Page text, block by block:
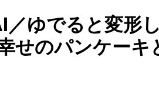
ゆでると変形
せのパンケーキ